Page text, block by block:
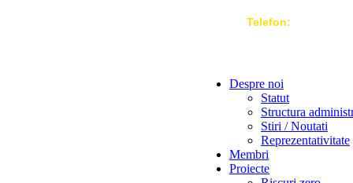
Telefon:
Despre noi
Statut
Structura
Stiri / Noutati
Reprezentativitate
Membri
Proiecte